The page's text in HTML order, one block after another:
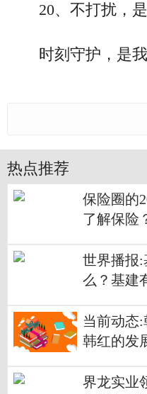
20、不打扰，
时刻守护，是
热点推荐
保险圈的
了解保险
世界播报
么？基建
当前动态
韩红的发
界龙实业